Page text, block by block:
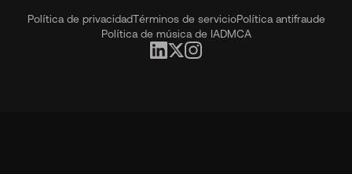
Política de privacidadTérminos de servicioPolítica antifraude
Política de música de IADMCA